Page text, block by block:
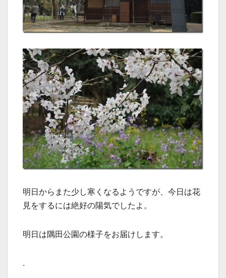
明日からまた少し寒くなるようですが、今日は花
見をするには絶好の陽気でしたよ。
明日は隅田公園の様子をお届けします。
.